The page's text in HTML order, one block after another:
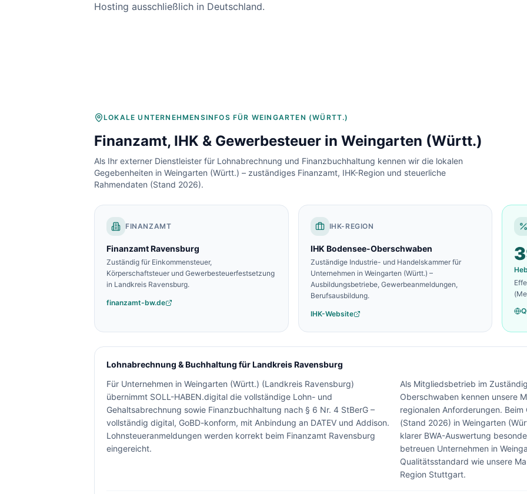
Hosting ausschließlich in Deutschland.
LOKALE UNTERNEHMENSINFOS FÜR WEINGARTEN (WÜRTT.)
Finanzamt, IHK & Gewerbesteuer in Weingarten (Württ.)
Als Ihr externer Dienstleister für Lohnabrechnung und Finanzbuchhaltung kennen wir die lokalen
Gegebenheiten in Weingarten (Württ.) – zuständiges Finanzamt, IHK-Region und steuerliche
Rahmendaten (Stand 2026).
FINANZAMT
FinanzamtRavensburg
Zuständig für Einkommensteuer,
Körperschaftsteuer und Gewerbesteuerfestsetzung
in Landkreis Ravensburg.
finanzamt-bw.de
IHK-REGION
IHK Bodensee-Oberschwaben
Zuständige Industrie- und Handelskammer für
Unternehmen in Weingarten (Württ.) –
Ausbildungsbetriebe, Gewerbeanmeldungen,
Berufsausbildung.
IHK-Website
Lohnabrechnung & Buchhaltung fürLandkreis Ravensburg
Für Unternehmen in Weingarten (Württ.) (Landkreis Ravensburg)
übernimmt SOLL-HABEN.digital die vollständige Lohn- und
Gehaltsabrechnung sowie Finanzbuchhaltung nach § 6 Nr. 4 StBerG –
vollständig digital, GoBD-konform, mit Anbindung an DATEV und Addison.
Lohnsteueranmeldungen werden korrekt beim Finanzamt Ravensburg
eingereicht.
Als Mitgliedsbetrieb im
Oberschwaben kennen unsere
regionalen Anforderungen. Beim
(Stand 2026) in Weingarten
klarer BWA-Auswertung
betreuen Unternehmen in
Qualitätsstandard wie unsere
Region Stuttgart.